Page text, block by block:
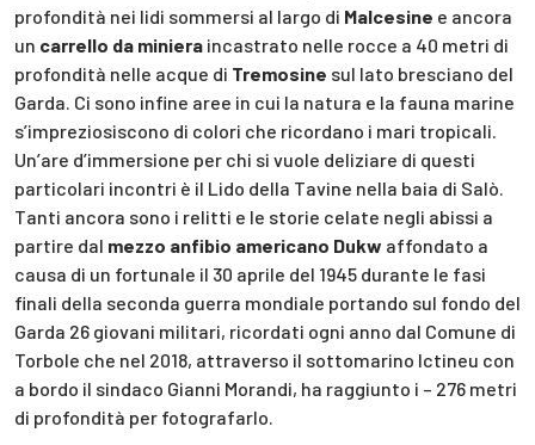
profondità nei lidi sommersi al largo di Malcesine e ancora
un carrello da miniera incastrato nelle rocce a 40 metri di
profondità nelle acque di Tremosine sul lato bresciano del
Garda. Ci sono infine aree in cui la natura e la fauna marine
s’impreziosiscono di colori che ricordano i mari tropicali.
Un’are d’immersione per chi si vuole deliziare di questi
particolari incontri è il Lido della Tavine nella baia di Salò.
Tanti ancora sono i relitti e le storie celate negli abissi a
partire dal mezzo anfibio americano Dukw affondato a
causa di un fortunale il 30 aprile del 1945 durante le fasi
finali della seconda guerra mondiale portando sul fondo del
Garda 26 giovani militari, ricordati ogni anno dal Comune di
Torbole che nel 2018, attraverso il sottomarino Ictineu con
a bordo il sindaco Gianni Morandi, ha raggiunto i – 276 metri
di profondità per fotografarlo.